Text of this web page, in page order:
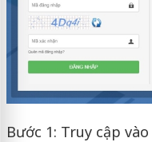
Bước 1: Truy cập